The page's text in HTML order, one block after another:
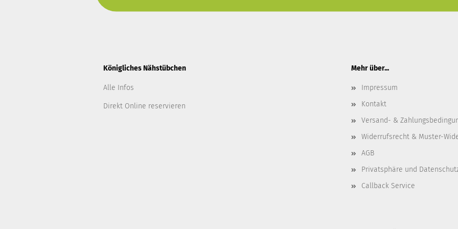
Königliches Nähstübchen
Alle Infos
Direkt Online reservieren
Mehr über...
Impressum
Kontakt
Versand- &
Widerrufsrecht & Muster-
AGB
Privatsphäre und
Callback Service